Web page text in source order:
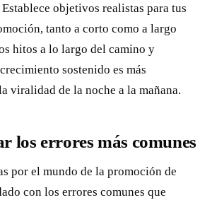
objetivos realistas para tus
tanto a corto como a largo
hitos a lo largo del camino y
sostenido es más
viralidad de la noche a la mañana.
los errores más comunes
por el mundo de la promoción de
con los errores comunes que